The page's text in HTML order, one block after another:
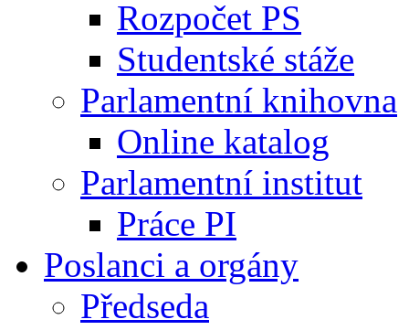
Rozpočet PS
Studentské stáže
Parlamentní knihovna
Online katalog
Parlamentní institut
Práce PI
Poslanci a orgány
Předseda